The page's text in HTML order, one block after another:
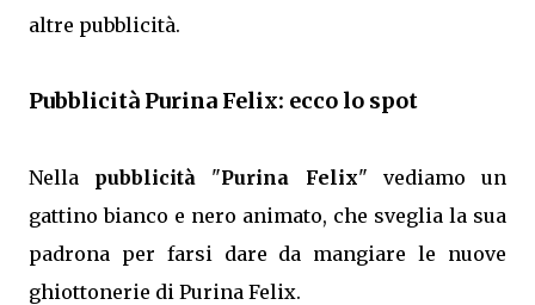
altre pubblicità.
Pubblicità Purina Felix: ecco lo spot
Nella pubblicità "Purina Felix" vediamo un
gattino bianco e nero animato, che sveglia la sua
padrona per farsi dare da mangiare le nuove
ghiottonerie di Purina Felix.